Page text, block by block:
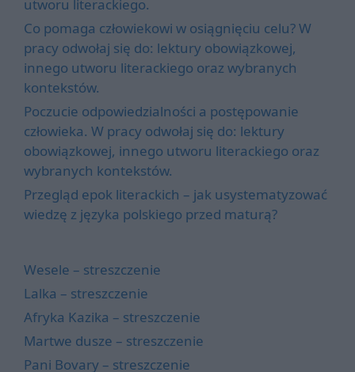
utworu literackiego.
Co pomaga człowiekowi w osiągnięciu celu? W
pracy odwołaj się do: lektury obowiązkowej,
innego utworu literackiego oraz wybranych
kontekstów.
Poczucie odpowiedzialności a postępowanie
człowieka. W pracy odwołaj się do: lektury
obowiązkowej, innego utworu literackiego oraz
wybranych kontekstów.
Przegląd epok literackich – jak usystematyzować
wiedzę z języka polskiego przed maturą?
Wesele – streszczenie
Lalka – streszczenie
Afryka Kazika – streszczenie
Martwe dusze – streszczenie
Pani Bovary – streszczenie